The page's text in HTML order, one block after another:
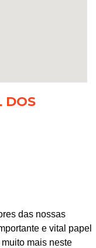
DOS
das nossas
e vital papel
mais neste